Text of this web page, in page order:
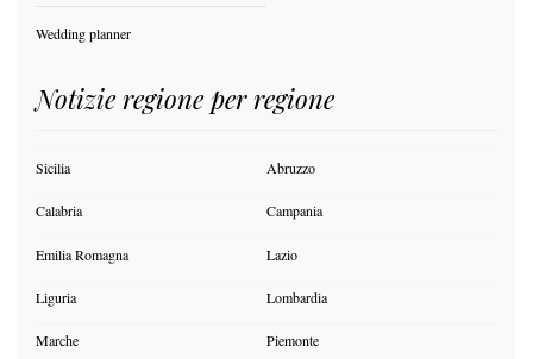
Wedding planner
Notizie regione per regione
Sicilia Abruzzo
Calabria Campania
Emilia Romagna Lazio
Liguria Lombardia
Marche Piemonte